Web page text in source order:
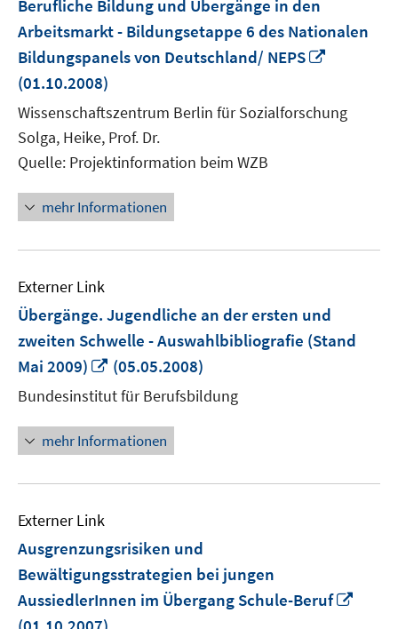
Berufliche Bildung und Übergänge in den
Arbeitsmarkt - Bildungsetappe 6 des Nationalen
Bildungspanels von Deutschland/ NEPS
öffnen
(01.10.2008)
Wissenschaftszentrum Berlin für Sozialforschung
Solga, Heike, Prof. Dr.
Quelle: Projektinformation beim WZB
mehr Informationen
Externer Link
Übergänge. Jugendliche an der ersten und
zweiten Schwelle - Auswahlbibliografie (Stand
Mai 2009)
In
neuem
Fenster
öffnen
(05.05.2008)
Bundesinstitut für Berufsbildung
mehr Informationen
Externer Link
Ausgrenzungsrisiken und
Bewältigungsstrategien bei jungen
AussiedlerInnen im Übergang Schule-Beruf